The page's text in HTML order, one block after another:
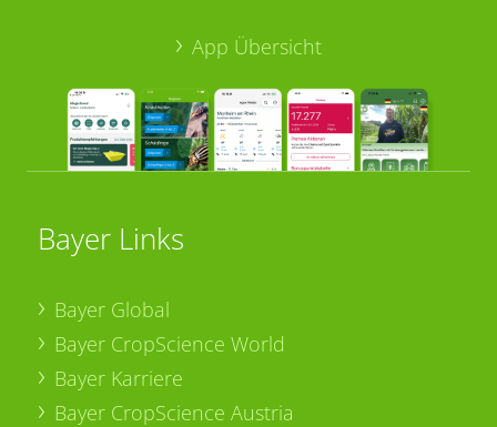
App Übersicht
Bayer Links
Bayer Global
Bayer CropScience World
Bayer Karriere
Bayer CropScience Austria